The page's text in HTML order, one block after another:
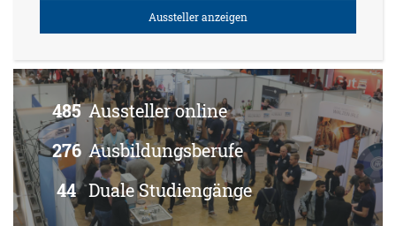
Aussteller anzeigen
485Aussteller online
276 Ausbildungsberufe
44 Duale Studiengänge